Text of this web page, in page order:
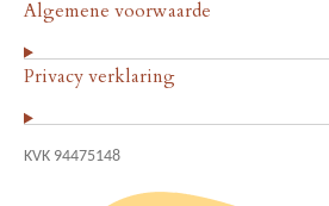
Algemene voorwaarde
Privacy verklaring
KVK 94475148